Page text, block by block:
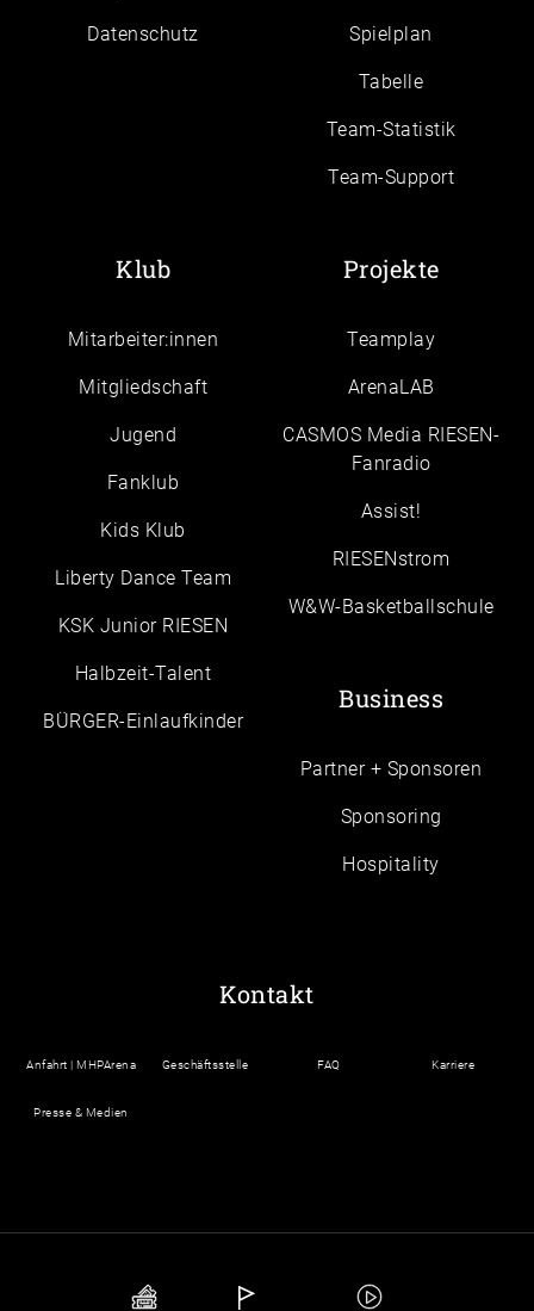
Daten­schutz Spielplan
Tabelle
Team-Statistik
Team-Support
Klub
Mitarbeiter:innen
Mitgliedschaft
Jugend
Fanklub
Kids Klub
Liberty Dance Team
KSK Junior RIESEN
Halbzeit-Talent
BÜRGER-Einlaufkinder
Projekte
Teamplay
ArenaLAB
CASMOS Media RIESEN-
Fanradio
Assist!
RIESENstrom
W&W-Basketballschule
Business
Partner + Sponsoren
Sponsoring
Hospitality
Kontakt
Anfahrt | MHPArena Geschäftsstelle FAQ Karriere
Presse & Medien